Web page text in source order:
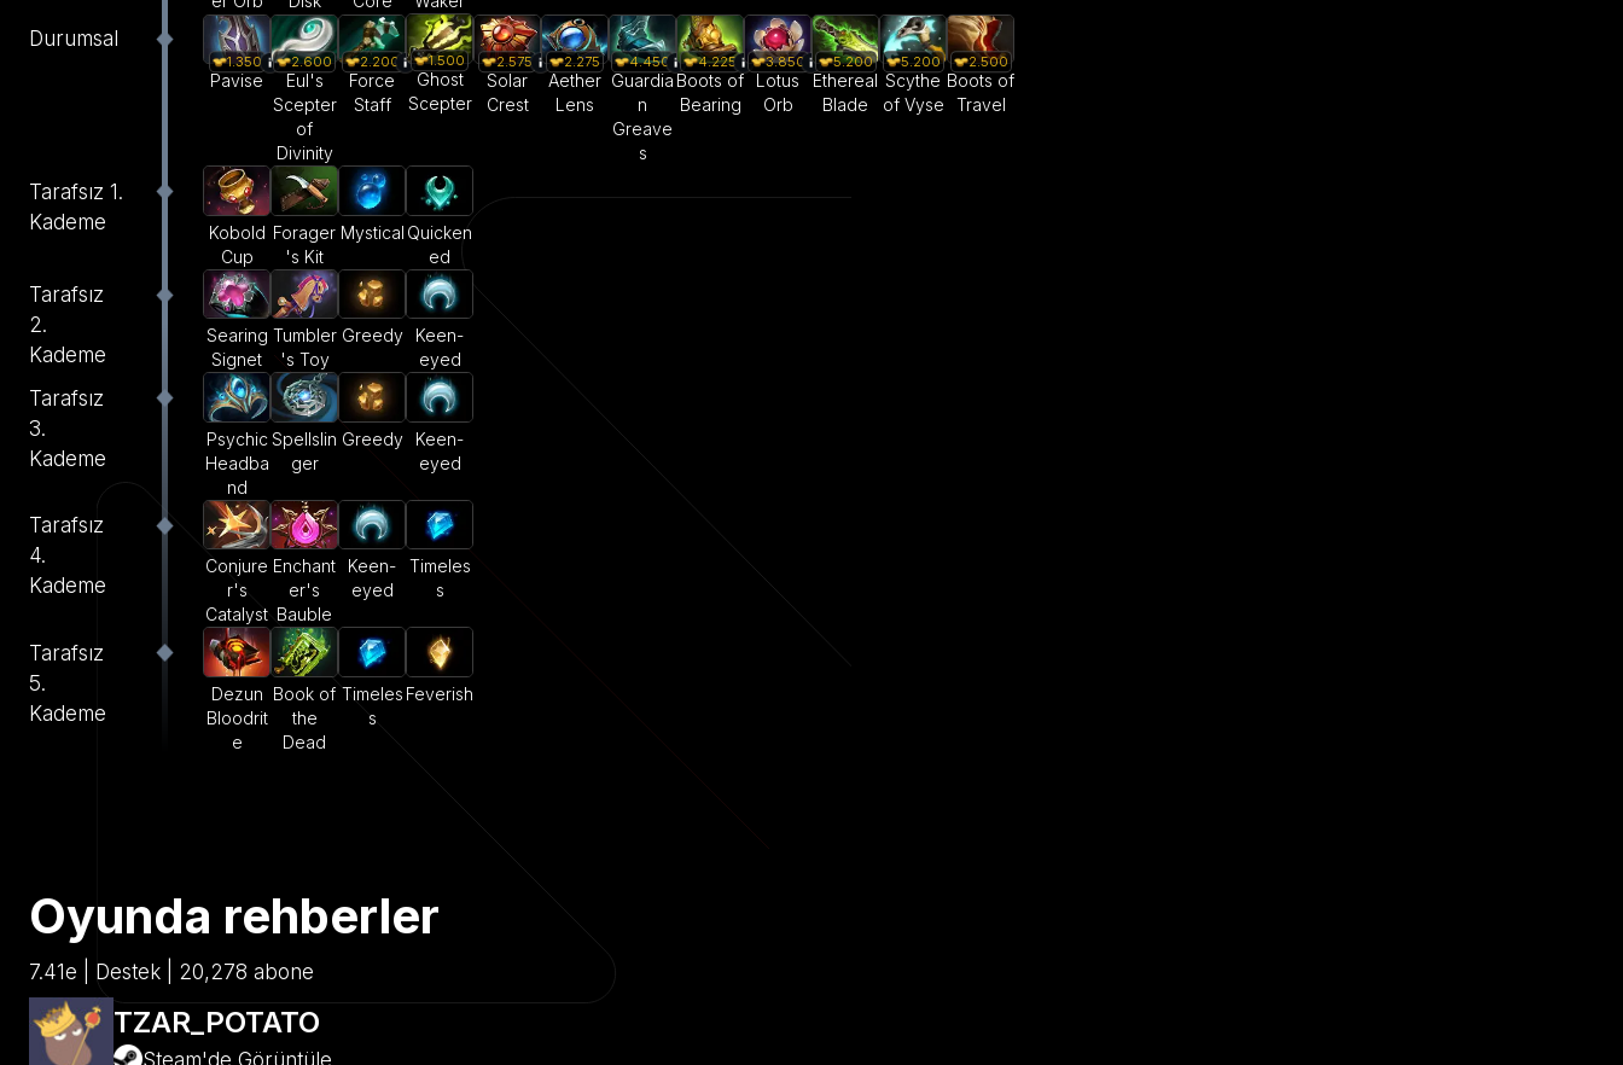
Durumsal
1.350
Pavise
2.600
Eul's
Scepter
of
Divinity
2.200
Force
Staff
1.500
Ghost
Scepter
2.575
Solar
Crest
2.275
Aether
Lens
4.450
Guardia
n
Greave
s
4.225
Boots of
Bearing
3.850
Lotus
Orb
5.200
Ethereal
Blade
5.200
Scythe
of Vyse
2.500
Boots of
Travel
Tarafsız 1.
Kademe
Kobold
Cup
Forager
's Kit
Mystical Quicken
ed
Tarafsız
2.
Kademe
Searing
Signet
Tumbler
's Toy
Greedy
Keen-
eyed
Tarafsız
3.
Kademe
Psychic
Headba
nd
Spellslin
ger
Greedy
Keen-
eyed
Tarafsız
4.
Kademe
Conjure
r's
Catalyst
Enchant
er's
Bauble
Keen-
eyed
Timeles
s
Tarafsız
5.
Kademe
Dezun
Bloodrit
e
Book of
the
Dead
Timeles
s
Feverish
Oyunda rehberler
7.41e | Destek | 20,278 abone
TZAR_POTATO